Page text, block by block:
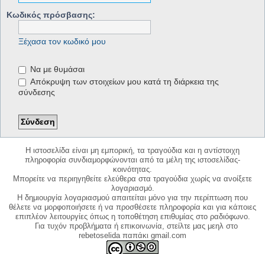
Κωδικός πρόσβασης:
Ξέχασα τον κωδικό μου
Να με θυμάσαι
Απόκρυψη των στοιχείων μου κατά τη διάρκεια της
σύνδεσης
Η ιστοσελίδα είναι μη εμπορική, τα τραγούδια και η αντίστοιχη
πληροφορία συνδιαμορφώνονται από τα μέλη της ιστοσελίδας-
κοινότητας.
Μπορείτε να περιηγηθείτε ελεύθερα στα τραγούδια χωρίς να ανοίξετε
λογαριασμό.
Η δημιουργία λογαριασμού απαιτείται μόνο για την περίπτωση που
θέλετε να μορφοποιήσετε ή να προσθέσετε πληροφορία και για κάποιες
επιπλέον λειτουργίες όπως η τοποθέτηση επιθυμίας στο ραδιόφωνο.
Για τυχόν προβλήματα ή επικοινωνία, στείλτε μας μεηλ στο
rebetoselida παπάκι gmail.com